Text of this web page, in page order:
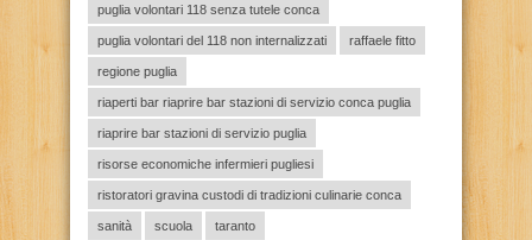
puglia volontari 118 senza tutele conca
puglia volontari del 118 non internalizzati raffaele fitto
regione puglia
riaperti bar riaprire bar stazioni di servizio conca puglia
riaprire bar stazioni di servizio puglia
risorse economiche infermieri pugliesi
ristoratori gravina custodi di tradizioni culinarie conca
sanità scuola taranto